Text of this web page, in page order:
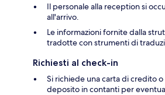
Il personale alla reception si
all'arrivo.
Le informazioni fornite dalla
tradotte con strumenti di
Richiesti al check-in
Si richiede una carta di credito
deposito in contanti per